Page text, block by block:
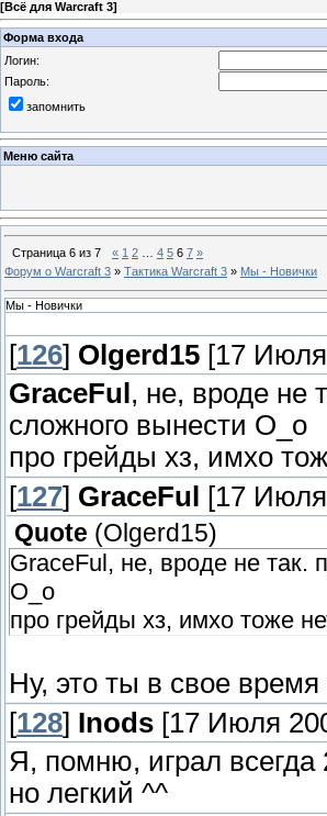
[Всё для Warcraft 3]
Форма входа
Логин:
Пароль:
запомнить
Меню сайта
Страница 6 из 7 « 1 2 4 5 6 7 »
Форум о Warcraft 3 » Тактика Warcraft 3 » Мы - Новички
Мы - Новички
[126] Olgerd15 [17
GraceFul , не, вроде не
сложного вынести О_о
про грейды хз, имхо
[127] GraceFul [17
Quote (Olgerd15)
GraceFul, не, вроде не так.
О_о
про грейды хз, имхо тоже
Ну, это ты в свое
[128] Inods [17 Июля
Я, помню, играл
но легкий ^^